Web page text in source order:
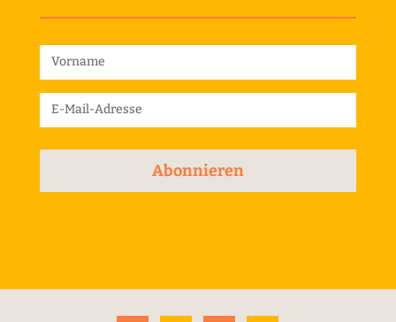
Abonnieren